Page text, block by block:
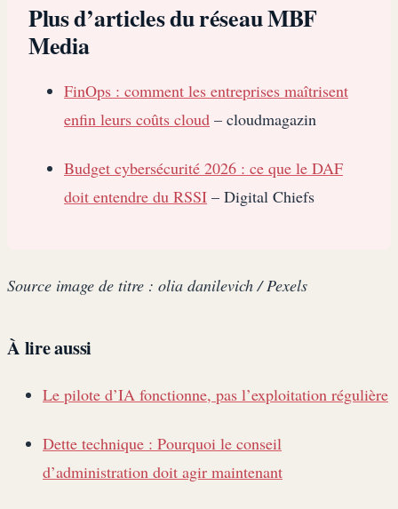
Plus d’articles du réseau MBF
Media
FinOps : comment les entreprises maîtrisent
enfin leurs coûts cloud – cloudmagazin
Budget cybersécurité 2026 : ce que le DAF
doit entendre du RSSI – Digital Chiefs
Source image de titre : olia danilevich / Pexels
À lire aussi
Le pilote d’IA fonctionne, pas l’exploitation régulière
Dette technique : Pourquoi le conseil
d’administration doit agir maintenant